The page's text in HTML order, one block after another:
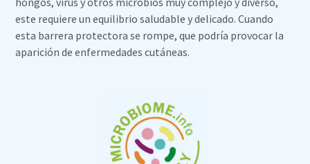
este requiere un equilibrio saludable y delicado. Cuando
esta barrera protectora se rompe, que podría provocar la
aparición de enfermedades cutáneas.